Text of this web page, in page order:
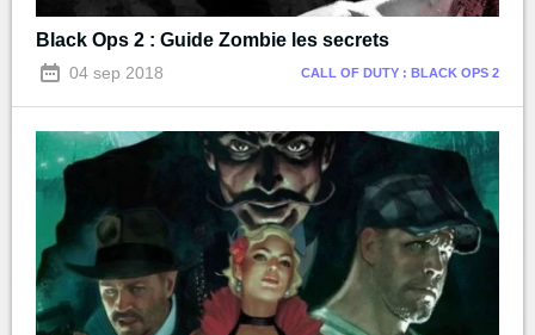
Black Ops 2 : Guide Zombie les secrets
04 sep 2018 CALL OF DUTY : BLACK OPS 2